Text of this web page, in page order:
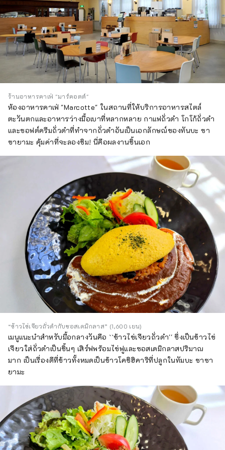
ร้านอาหารคาเฟ่ "มาร์คอตต์"
ห้องอาหารคาเฟ่ "Marcotte" ในสถานที่ให้บริการอาหารสไตล์
ตะวันตกและอาหารว่างมื้อเบาที่หลากหลาย กาแฟถั่วดำ โกโก้ถั่วดำ
และซอฟต์ครีมถั่วดำที่ทำจากถั่วดำอันเป็นเอกลักษณ์ของทันบะ ซา
ซายามะ คุ้มค่าที่จะลองชิม! นี่คือผลงานชิ้นเอก
“ข้าวไข่เจียวถั่วดำกับซอสเดมิกลาส” (1,600 เยน)
เมนูแนะนำสำหรับมื้อกลางวันคือ ``ข้าวไข่เจียวถั่วดำ'' ซึ่งเป็นข้าวไข่
เจียวใส่ถั่วดำเป็นชิ้นๆ เสิร์ฟพร้อมไข่ฟูและซอสเดมิกลาสปริมาณ
มาก เป็นเรื่องดีที่ข้าวทั้งหมดเป็นข้าวโคชิฮิคาริที่ปลูกในทัมบะ ซาซา
ยามะ